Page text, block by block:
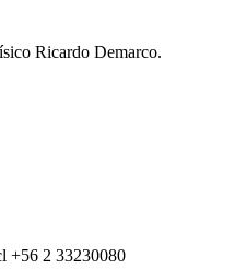
Ricardo Demarco.
+56 2 33230080